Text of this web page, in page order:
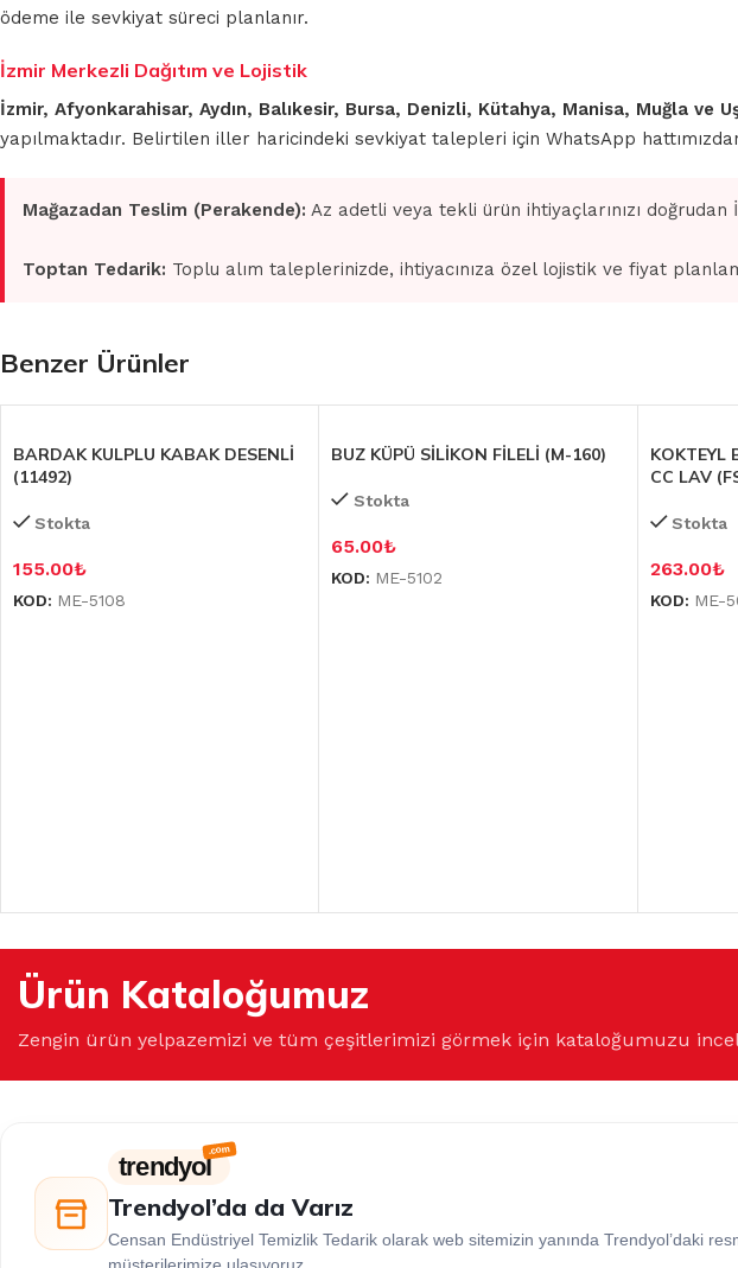
ödeme ile sevkiyat süreci planlanır.
İzmir Merkezli Dağıtım ve Lojistik
İzmir, Afyonkarahisar, Aydın, Balıkesir, Bursa, Denizli, Kütahya, Manisa, Muğla ve
yapılmaktadır. Belirtilen iller haricindeki sevkiyat talepleri için WhatsApp
Mağazadan Teslim (Perakende): Az adetli veya tekli ürün ihtiyaçlarınızı
Toptan Tedarik: Toplu alım taleplerinizde, ihtiyacınıza özel lojistik ve fiyat
Benzer Ürünler
BARDAK KULPLU KABAK DESENLİ
(11492)
Stokta
155.00₺
KOD: ME-5108
BUZ KÜPÜ SİLİKON FİLELİ (M-160)
Stokta
65.00₺
KOD: ME-5102
KOKTEYL
CC LAV
Stokta
263.00₺
KOD: ME-
Ürün Kataloğumuz
Zengin ürün yelpazemizi ve tüm çeşitlerimizi görmek için kataloğumuzu
trendyol
Trendyol’da da Varız
Censan Endüstriyel Temizlik Tedarik olarak web sitemizin yanında Trendyol’daki